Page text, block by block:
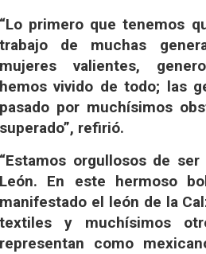
“Lo primero que tenemos
trabajo de muchas
mujeres valientes,
hemos vivido de todo; las
pasado por muchísimos
superado”, refirió.
“Estamos orgullosos de
León. En este hermoso
manifestado el león de la
textiles y muchísimos
representan como